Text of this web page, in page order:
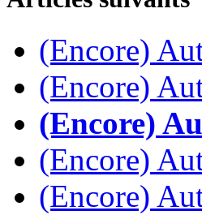
(Encore)
(Encore)
(Encore)
(Encore)
(Encore)